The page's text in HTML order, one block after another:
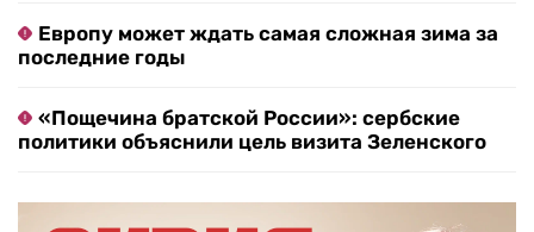
Европу может ждать самая сложная зима за
последние годы
«Пощечина братской России»: сербские
политики объяснили цель визита Зеленского